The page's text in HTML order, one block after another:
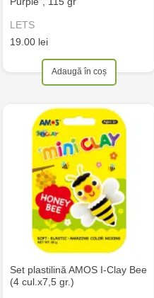
LETS
19.00 lei
Adaugă în coș
Set plastilină AMOS I-Clay Bee
(4 cul.x7,5 gr.)